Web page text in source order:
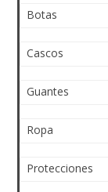
Botas
Cascos
Guantes
Ropa
Protecciones